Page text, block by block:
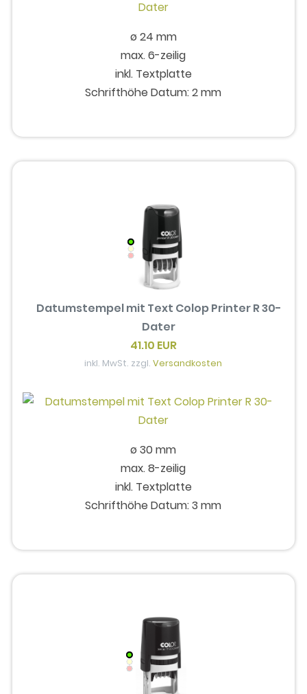
ø 24 mm
max. 6-zeilig
inkl. Textplatte
Schrifthöhe Datum: 2 mm
Datumstempel mit Text Colop Printer R 30-
Dater
41.10 EUR
inkl. MwSt. zzgl.Versandkosten
ø 30 mm
max. 8-zeilig
inkl. Textplatte
Schrifthöhe Datum: 3 mm